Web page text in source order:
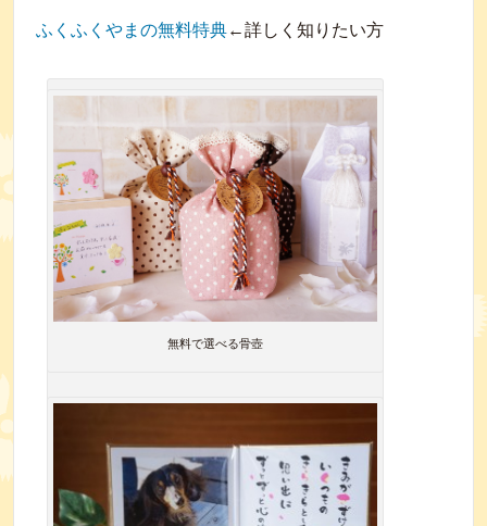
ふくふくやまの無料特典←詳しく知りたい方
無料で選べる骨壺